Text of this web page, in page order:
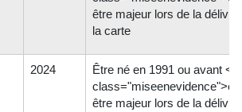
être majeur lors de la
la carte
2024
Être né en 1991 ou avant
être majeur lors de la